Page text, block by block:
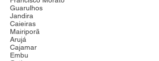
Guarulhos
Jandira
Caieiras
Mairiporã
Arujá
Cajamar
Embu